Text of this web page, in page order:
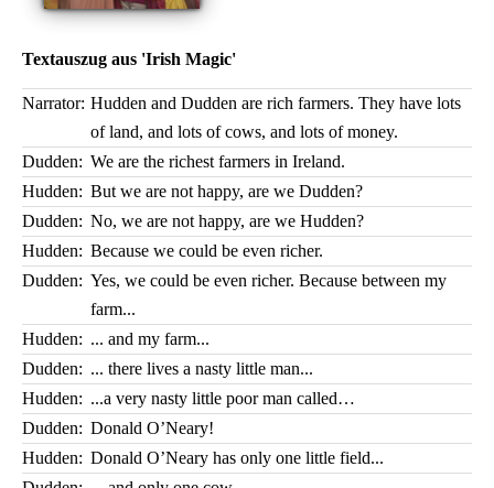
Textauszug aus 'Irish Magic'
Narrator: Hudden and Dudden are rich farmers. They have lots
of land, and lots of cows, and lots of money.
Dudden: We are the richest farmers in Ireland.
Hudden: But we are not happy, are we Dudden?
Dudden: No, we are not happy, are we Hudden?
Hudden: Because we could be even richer.
Dudden: Yes, we could be even richer. Because between my
farm...
Hudden: ... and my farm...
Dudden: ... there lives a nasty little man...
Hudden: ...a very nasty little poor man called…
Dudden: Donald O’Neary!
Hudden: Donald O’Neary has only one little field...